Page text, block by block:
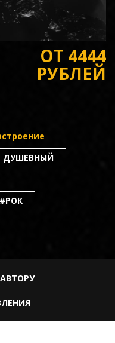
ОТ 4444
РУБЛЕЙ
ДУШЕВНЫЙ
#РОК
АВТОРУ